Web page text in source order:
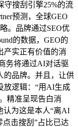
守搜刮引擎25%的流
预测，全球GEO
。品牌通过SEO优
的数据，GEO的
实正有价值的消
务将通过AI对话驱
的品牌。并且，让供
放逻辑：“用AI生成
精准呈现告白消
认为这是本人“离AI
击搜刮”占比已达